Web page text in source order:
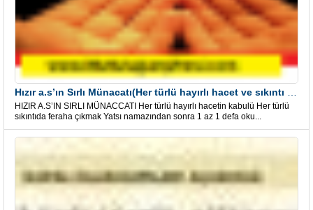
HIZIR A.S’IN SIRLI MÜNACCATI Her türlü hayırlı hacetin kabulü Her türlü
sıkıntıda feraha çıkmak Yatsı namazından sonra 1 az 1 defa oku...